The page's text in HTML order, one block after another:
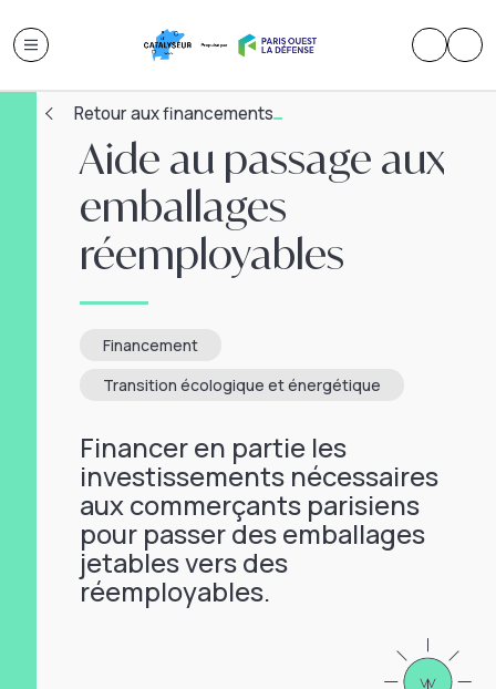
Retour aux financements
Aide au passage aux
emballages
réemployables
Financement
Transition écologique et énergétique
Financer en partie les
investissements nécessaires
aux commerçants parisiens
pour passer des emballages
jetables vers des
réemployables.